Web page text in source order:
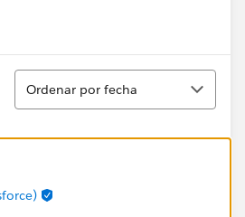
Ordenar
Ordenar por fecha